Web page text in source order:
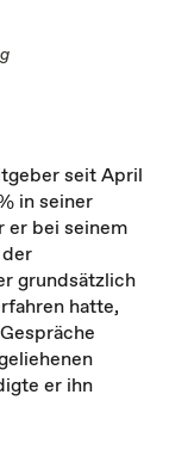
seit April
in seiner
er bei seinem
grundsätzlich
hatte,
er ihn